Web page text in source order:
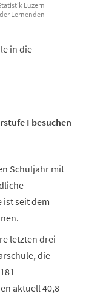
Luzern
für Statistik - Statistik der Lernenden
in die
I besuchen
Schuljahr mit
ist seit dem
letzten drei
die
aktuell 40,8